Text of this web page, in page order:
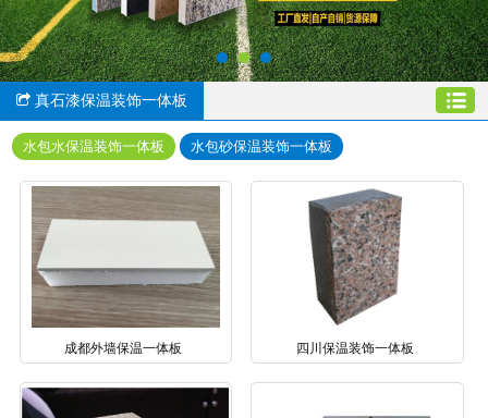
真石漆保温装饰一体板
水包水保温装饰一体板 水包砂保温装饰一体板
成都外墙保温一体板 四川保温装饰一体板